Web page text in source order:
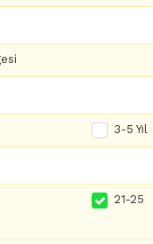
3-5 Yıl
21-25